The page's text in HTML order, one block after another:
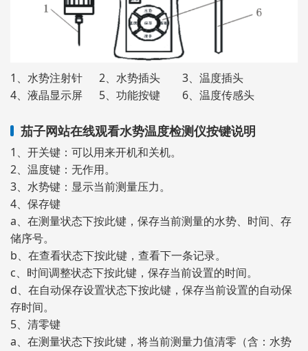
1、水势注射针 2、水势插头 3、温度插头
4、液晶显示屏 5、功能按键 6、温度传感头
茄子网站在线观看水势温度检测仪按键说明
1、开关键：可以用来开机和关机。
2、温度键：无作用。
3、水势键：显示当前测量压力。
4、保存键
a、在测量状态下按此键，保存当前测量的水势、时间、存
储序号。
b、在查看状态下按此键，查看下一条记录。
c、时间调整状态下按此键，保存当前设置的时间。
d、在自动保存设置状态下按此键，保存当前设置的自动保
存时间。
5、清零键
a、在测量状态下按此键，将当前测量力值清零（含：水势